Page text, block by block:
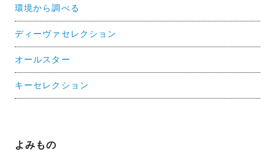
環境から調べる
ディーヴァセレクション
オールスター
キーセレクション
よみもの